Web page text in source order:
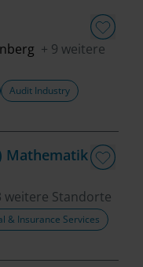
+ 9 weitere
Audit Industry
Mathematik
weitere Standorte
& Insurance Services